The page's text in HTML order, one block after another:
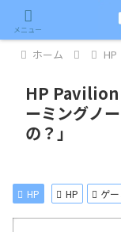
記事内に広告が含まれて
ホーム HP
HP Pavilion
ーミングノ
の？」
HP HP ゲ
メニュー